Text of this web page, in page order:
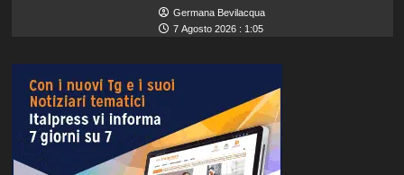
Germana Bevilacqua
7 Agosto 2026 : 1:05